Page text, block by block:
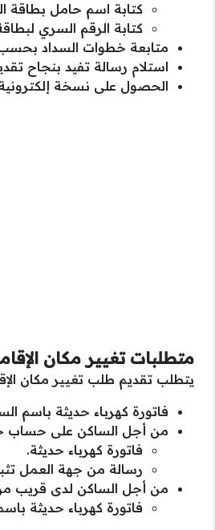
كتابة اسم حامل بطاقة
كتابة الرقم السري
متابعة خطوات السداد بحسب
استلام رسالة تفيد بنجاح
الحصول على نسخة
متطلبات تغيير مكان
يتطلب تقديم طلب تغيير مكان
فاتورة كهرباء حديثة باسم
من أجل الساكن على حساب
فاتورة كهرباء حديثة.
رسالة من جهة العمل
من أجل الساكن لدى قريب من
فاتورة كهرباء حديثة